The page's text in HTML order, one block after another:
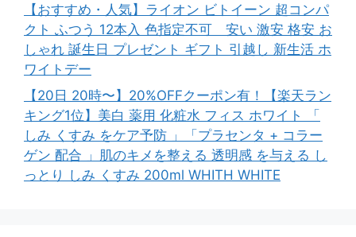
【おすすめ・人気】ライオン ビトイーン 超コンパ
クト ふつう 12本入 色指定不可 安い 激安 格安 お
しゃれ 誕生日 プレゼント ギフト 引越し 新生活 ホ
ワイトデー
【20日 20時〜】20%OFFクーポン有！【楽天ラン
キング1位】美白 薬用 化粧水 フィス ホワイト 「
しみ くすみ をケア予防 」「プラセンタ + コラー
ゲン 配合 」肌のキメを整える 透明感 を与える し
っとり しみ くすみ 200ml WHITH WHITE